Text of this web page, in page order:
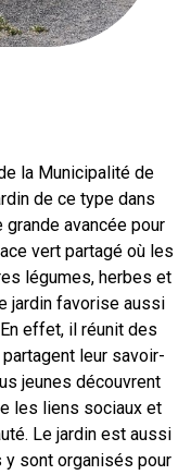
la Municipalité de
de ce type dans
avancée pour
vert partagé où les
légumes, herbes et
jardin favorise aussi
effet, il réunit des
leur savoir-
jeunes découvrent
les liens sociaux et
Le jardin est aussi
y sont organisés pour